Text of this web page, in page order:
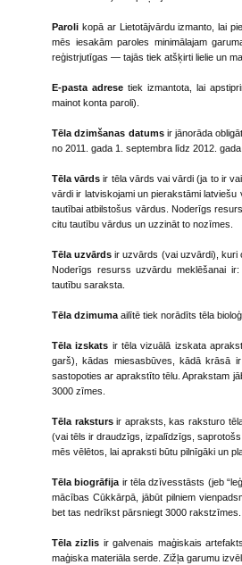
Parolikopā ar Lietotājvārdu izmanto, lai
mēs iesakām paroles minimālajam
reģistrjutīgas — tajās tiek atšķirti lielie un
E-pasta adrese tiek izmantota, lai
mainot konta paroli).
Tēla dzimšanas datumsir jānorāda
no 2011. gada 1. septembra līdz 2012.
Tēla vārds ir tēla vārds vai vārdi (ja to ir
vārdi ir latviskojami un pierakstāmi
tautībai atbilstošus vārdus. Noderīgs
citu tautību vārdus un uzzināt to nozīmes.
Tēla uzvārds ir uzvārds (vai uzvārdi), kuri
Noderīgs resurss uzvārdu meklēšanai ir:
tautību saraksta.
Tēla dzimuma ailītē tiek norādīts tēla
Tēla izskats ir tēla vizuālā izskata
garš), kādas miesasbūves, kādā krāsā
sastopoties ar aprakstīto tēlu. Aprakstam
3000 zīmes.
Tēla rakstursir apraksts, kas raksturo
(vai tēls ir draudzīgs, izpalīdzīgs,
mēs vēlētos, lai apraksti būtu pilnīgāki un
Tēla biogrāfija ir tēla dzīvesstāsts (jeb
mācības Cūkkārpā, jābūt pilniem
bet tas nedrīkst pārsniegt 3000 rakstzīmes.
Tēla zizlis ir galvenais maģiskais
maģiska materiāla serde. Zižļa garumu